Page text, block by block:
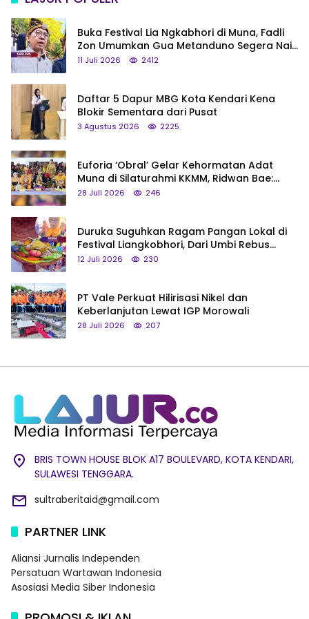
Buka Festival Lia Ngkabhori di Muna, Fadli
Zon Umumkan Gua Metanduno Segera Naik
Status Jadi Cagar Budaya Nasional
11 Juli 2026 2412
Daftar 5 Dapur MBG Kota Kendari Kena
Blokir Sementara dari Pusat
3 Agustus 2026 2225
Euforia ‘Obral’ Gelar Kehormatan Adat
Muna di Silaturahmi KKMM, Ridwan Bae:
Saya Bukan Tipe Begitu, Belum Pantas!
28 Juli 2026 246
Duruka Suguhkan Ragam Pangan Lokal di
Festival Liangkobhori, Dari Umbi Rebus
hingga Tumpeng Beras Muna
12 Juli 2026 230
PT Vale Perkuat Hilirisasi Nikel dan
Keberlanjutan Lewat IGP Morowali
28 Juli 2026 207
BRIS TOWN HOUSE BLOK A17 BOULEVARD, KOTA KENDARI,
SULAWESI TENGGARA.
sultraberitaid@gmail.com
PARTNER LINK
Aliansi Jurnalis Independen
Persatuan Wartawan Indonesia
Asosiasi Media Siber Indonesia